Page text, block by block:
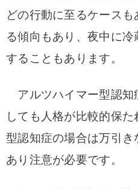
どの行動に至るケースも
る傾向もあり、夜中に
することもあります。
アルツハイマー型認知
しても人格が比較的保
型認知症の場合は万引き
あり注意が必要です。